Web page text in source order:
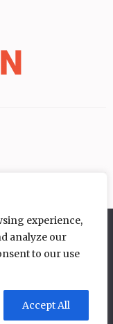
experience,
analyze our
to our use
Accept All
die Website weiter
aus.